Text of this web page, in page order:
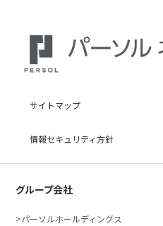
サイトマップ
情報セキュリティ方針
グループ会社
パーソルホールディングス